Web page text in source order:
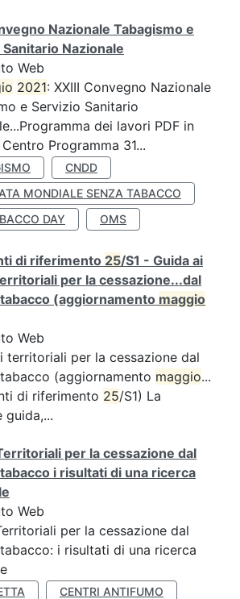
Nazionale Tabagismo e
Nazionale
Web
2021: XXIII Convegno Nazionale
e Servizio Sanitario
dei lavori PDF in
Programma 31...
CNDD
MONDIALE SENZA TABACCO
DAY
OMS
di riferimento 25/S1 - Guida ai
per la cessazione...dal
(aggiornamento maggio
Web
territoriali per la cessazione dal
(aggiornamento maggio...
di riferimento 25/S1) La
guida,...
per la cessazione dal
i risultati di una ricerca
Web
per la cessazione dal
i risultati di una ricerca
CENTRI ANTIFUMO